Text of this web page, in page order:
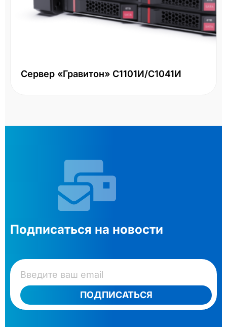
Сервер «Гравитон» С1101И/С1041И
Подписаться на новости
ПОДПИСАТЬСЯ